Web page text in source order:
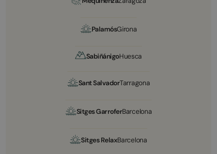
PalamósGirona
SabiñánigoHuesca
Sant SalvadorTarragona
Sitges GarroferBarcelona
Sitges RelaxBarcelona